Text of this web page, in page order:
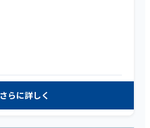
さらに詳しく